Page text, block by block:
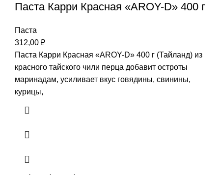
Паста Карри Красная «AROY-D» 400 г
Паста
312,00 ₽
Паста Карри Красная «AROY-D» 400 г (Тайланд) из
красного тайского чили перца добавит остроты
маринадам, усиливает вкус говядины, свинины,
курицы,